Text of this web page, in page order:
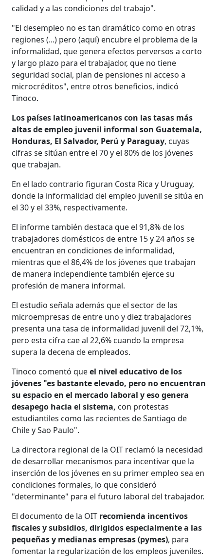
calidad y a las condiciones del trabajo".
"El desempleo no es tan dramático como en otras
regiones (...) pero (aquí) encubre el problema de la
informalidad, que genera efectos perversos a corto
y largo plazo para el trabajador, que no tiene
seguridad social, plan de pensiones ni acceso a
microcréditos", entre otros beneficios, indicó
Tinoco.
Los países latinoamericanos con las tasas más
altas de empleo juvenil informal son Guatemala,
Honduras, El Salvador, Perú y Paraguay, cuyas
cifras se sitúan entre el 70 y el 80% de los jóvenes
que trabajan.
En el lado contrario figuran Costa Rica y Uruguay,
donde la informalidad del empleo juvenil se sitúa en
el 30 y el 33%, respectivamente.
El informe también destaca que el 91,8% de los
trabajadores domésticos de entre 15 y 24 años se
encuentran en condiciones de informalidad,
mientras que el 86,4% de los jóvenes que trabajan
de manera independiente también ejerce su
profesión de manera informal.
El estudio señala además que el sector de las
microempresas de entre uno y diez trabajadores
presenta una tasa de informalidad juvenil del 72,1%,
pero esta cifra cae al 22,6% cuando la empresa
supera la decena de empleados.
Tinoco comentó queel nivel educativo de los
jóvenes "es bastante elevado, pero no encuentran
su espacio en el mercado laboral y eso genera
desapego hacia el sistema, con protestas
estudiantiles como las recientes de Santiago de
Chile y Sao Paulo".
La directora regional de la OIT reclamó la necesidad
de desarrollar mecanismos para incentivar que la
inserción de los jóvenes en su primer empleo sea en
condiciones formales, lo que consideró
"determinante" para el futuro laboral del trabajador.
El documento de la OIT recomienda incentivos
fiscales y subsidios, dirigidos especialmente a las
pequeñas y medianas empresas (pymes), para
fomentar la regularización de los empleos juveniles.